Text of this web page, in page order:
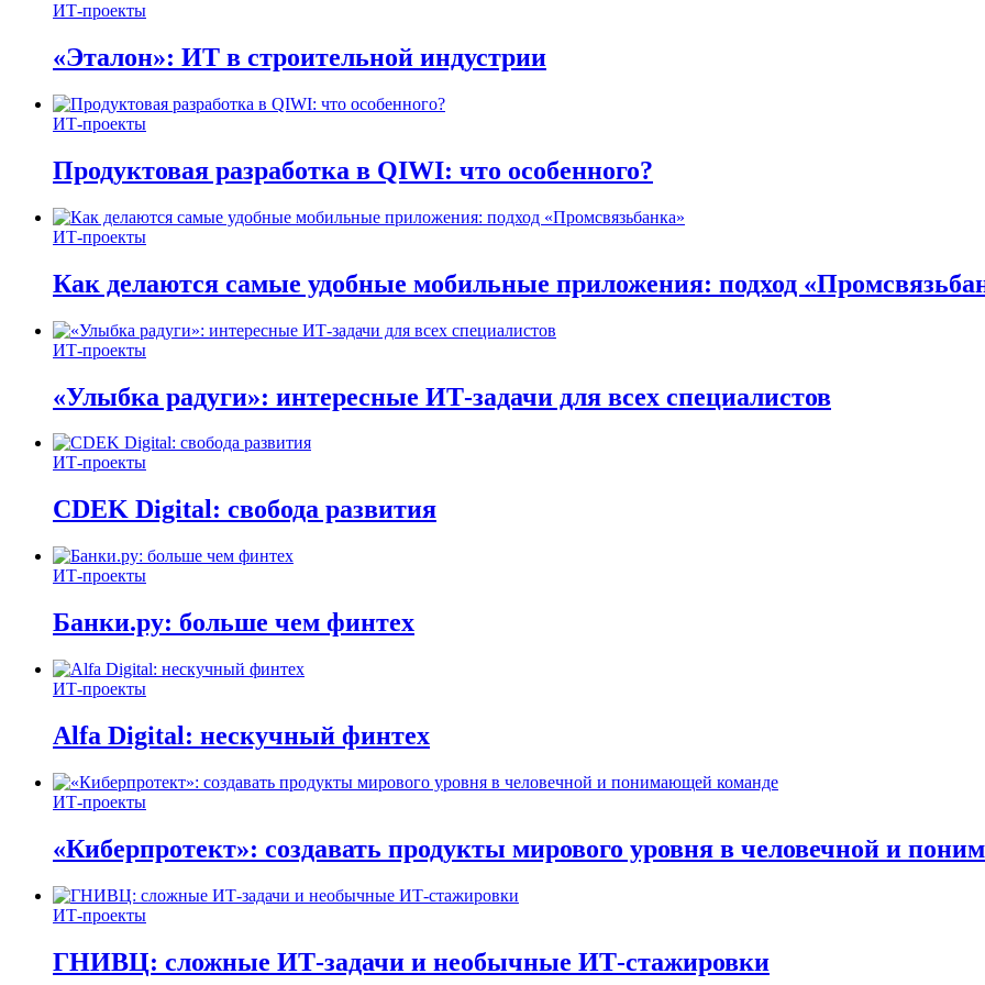
ИТ-проекты
«Эталон»: ИТ в строительной индустрии
ИТ-проекты
Продуктовая разработка в QIWI: что особенного?
ИТ-проекты
Как делаются самые удобные мобильные приложения: подход
ИТ-проекты
«Улыбка радуги»: интересные ИТ-задачи для всех специалистов
ИТ-проекты
CDEK Digital: свобода развития
ИТ-проекты
Банки.ру: больше чем финтех
ИТ-проекты
Alfa Digital: нескучный финтех
ИТ-проекты
«Киберпротект»: создавать продукты мирового уровня в человечной и
ИТ-проекты
ГНИВЦ: сложные ИТ‑задачи и необычные ИТ‑стажировки